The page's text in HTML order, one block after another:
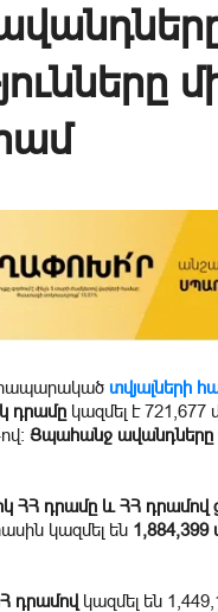
տվյալների
դրամը կազմել է
Ցպահանջ ավանդները
ՀՀ դրամը և ՀՀ
կազմել են 1,884,399
դրամով կազմել են